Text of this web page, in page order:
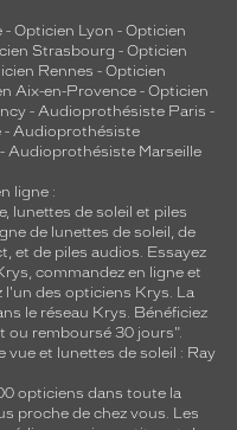
- Opticien Lyon - Opticien
Strasbourg - Opticien
Rennes - Opticien
Aix-en-Provence - Opticien
- Audioprothésiste Paris -
- Audioprothésiste
- Audioprothésiste Marseille
ligne :
, lunettes de soleil et piles
de lunettes de soleil, de
, et de piles audios. Essayez
commandez en ligne et
des opticiens Krys. La
le réseau Krys. Bénéficiez
ou remboursé 30 jours".
vue et lunettes de soleil : Ray
opticiens dans toute la
proche de chez vous. Les